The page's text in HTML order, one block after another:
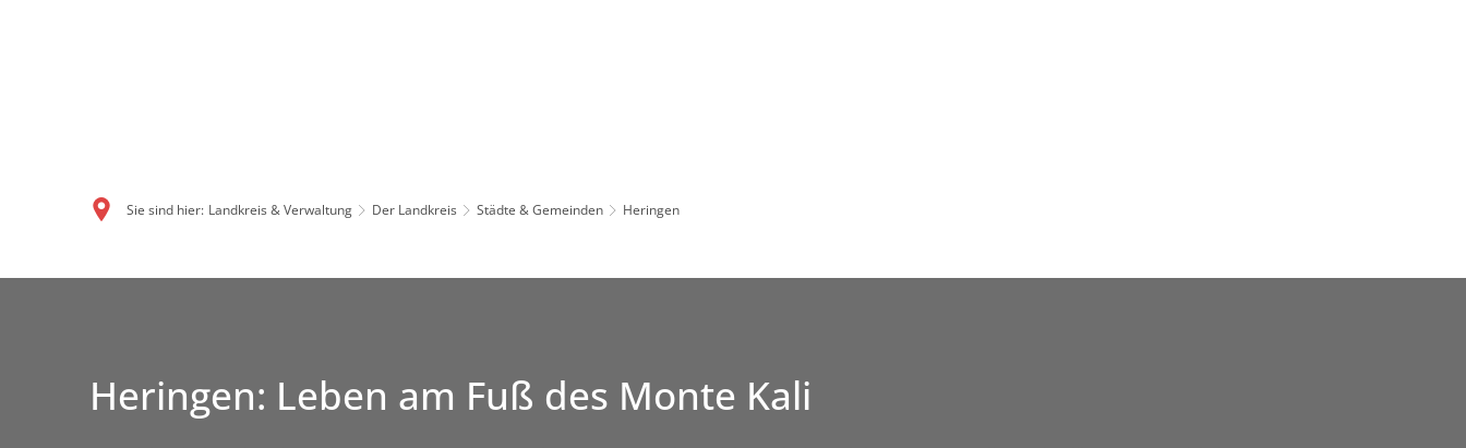
Sie sind hier: Landkreis & Verwaltung Der Landkreis Städte & Gemeinden Heringen
Heringen: Leben am Fuß des Monte Kali